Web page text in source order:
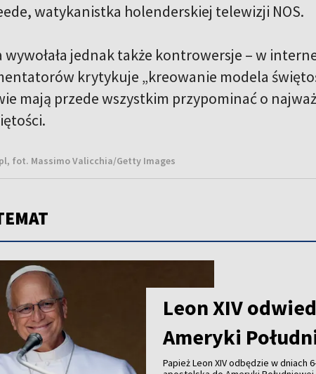
watykanistka holenderskiej telewizji NOS.
jednak także kontrowersje – w
krytykuje „kreowanie modela
mają przede wszystkim przypominać o
fot. Massimo Valicchia/Getty Images
Leon XIV
Ameryki
Papież Leon XIV odbędzie w